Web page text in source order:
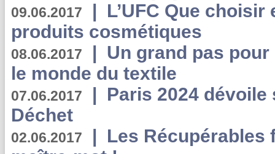
09.06.2017 | L’UFC Que
produits cosmétiques
08.06.2017 | Un grand pas
le monde du textile
07.06.2017 | Paris 2024
Déchet
02.06.2017 | Les Récupérables